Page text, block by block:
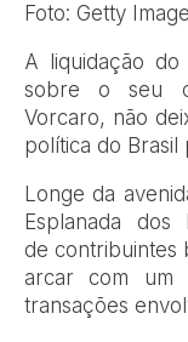
Foto: Getty
A liquidação do
sobre o seu
Vorcaro, não
política do Brasil
Longe da
Esplanada dos
de contribuintes
arcar com um
transações